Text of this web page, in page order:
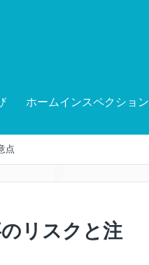
ホームインスペクション
点
リスクと注